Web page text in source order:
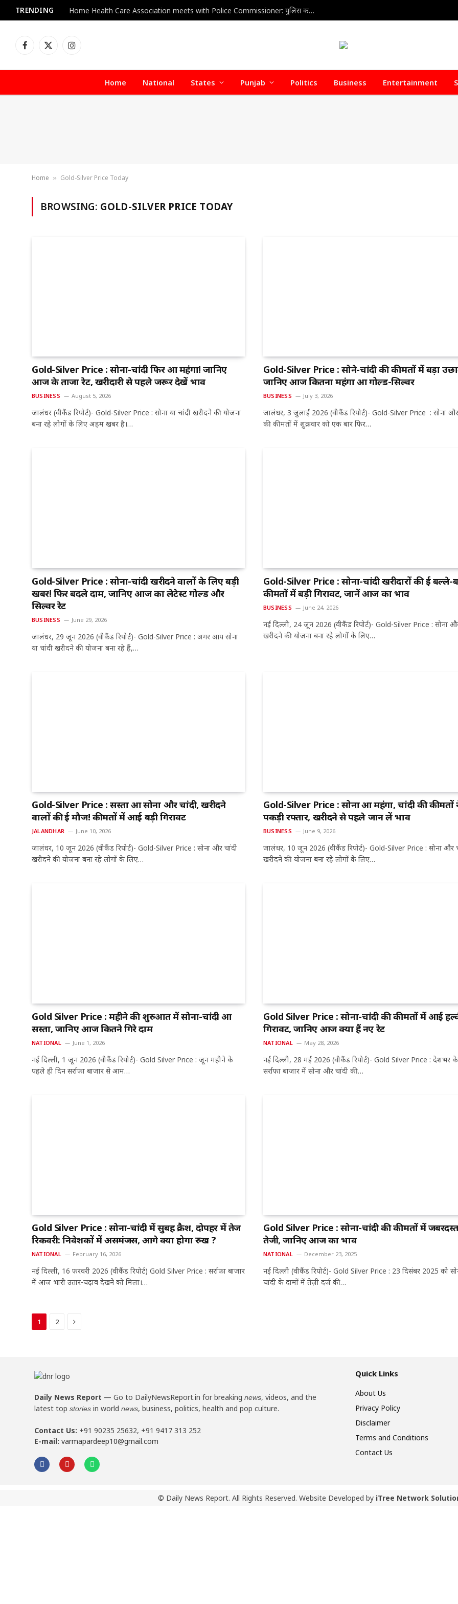
TRENDING Home Health Care Association meets with Police Commissioner: पुलिस कमिश्नर से होम हेल्थ केयर वेलफेयर एसोसिएशन की अहम बैठक, डिफॉल्टर होम हेल्थ केयर एजेंसियों पर जल्द हो सकती है सख्त कार्रवाई
Facebook
X
Instagram
Home National States Punjab Politics Business Entertainment
Home » Gold-Silver Price Today
BROWSING: GOLD-SILVER PRICE TODAY
Gold-Silver Price : सोना-चांदी फिर हुआ महंगा! जानिए
आज के ताजा रेट, खरीदारी से पहले जरूर देखें भाव
BUSINESS August 5, 2026
जालंधर (वीकैंड रिपोर्ट)- Gold-Silver Price : सोना या चांदी खरीदने की योजना
बना रहे लोगों के लिए अहम खबर है।…
Gold-Silver Price : सोने-चांदी की कीमतों में बड़ा
जानिए आज कितना महंगा हुआ गोल्ड-सिल्वर
BUSINESS July 3, 2026
जालंधर, 3 जुलाई 2026 (वीकैंड रिपोर्ट)- Gold-Silver Price : सोना
की कीमतों में शुक्रवार को एक बार फिर…
Gold-Silver Price : सोना-चांदी खरीदने वालों के लिए बड़ी
खबर! फिर बदले दाम, जानिए आज का लेटेस्ट गोल्ड और
सिल्वर रेट
BUSINESS June 29, 2026
जालंधर, 29 जून 2026 (वीकैंड रिपोर्ट)- Gold-Silver Price : अगर आप सोना
या चांदी खरीदने की योजना बना रहे हैं,…
Gold-Silver Price : सोना-चांदी खरीदारों की हुई बल्ले-
कीमतों में बड़ी गिरावट, जानें आज का भाव
BUSINESS June 24, 2026
नई दिल्ली, 24 जून 2026 (वीकैंड रिपोर्ट)- Gold-Silver Price : सोना
खरीदने की योजना बना रहे लोगों के लिए…
Gold-Silver Price : सस्ता हुआ सोना और चांदी, खरीदने
वालों की हुई मौज! कीमतों में आई बड़ी गिरावट
JALANDHAR June 10, 2026
जालंधर, 10 जून 2026 (वीकैंड रिपोर्ट)- Gold-Silver Price : सोना और चांदी
खरीदने की योजना बना रहे लोगों के लिए…
Gold-Silver Price : सोना हुआ महंगा, चांदी की कीमतों
पकड़ी रफ्तार, खरीदने से पहले जान लें भाव
BUSINESS June 9, 2026
जालंधर, 10 जून 2026 (वीकैंड रिपोर्ट)- Gold-Silver Price : सोना और
खरीदने की योजना बना रहे लोगों के लिए…
Gold Silver Price : महीने की शुरुआत में सोना-चांदी हुआ
सस्ता, जानिए आज कितने गिरे दाम
NATIONAL June 1, 2026
नई दिल्ली, 1 जून 2026 (वीकैंड रिपोर्ट)- Gold Silver Price : जून महीने के
पहले ही दिन सर्राफा बाजार से आम…
Gold Silver Price : सोना-चांदी की कीमतों में आई
गिरावट, जानिए आज क्या हैं नए रेट
NATIONAL May 28, 2026
नई दिल्ली, 28 मई 2026 (वीकैंड रिपोर्ट)- Gold Silver Price : देशभर के
सर्राफा बाजार में सोना और चांदी की…
Gold Silver Price : सोना-चांदी में सुबह क्रैश, दोपहर में तेज
रिकवरी: निवेशकों में असमंजस, आगे क्या होगा रुख ?
NATIONAL February 16, 2026
नई दिल्ली, 16 फरवरी 2026 (वीकैंड रिपोर्ट) Gold Silver Price : सर्राफा बाजार
में आज भारी उतार-चढ़ाव देखने को मिला।…
Gold Silver Price : सोना-चांदी की कीमतों में जबरदस्त
तेजी, जानिए आज का भाव
NATIONAL December 23, 2025
नई दिल्ली (वीकैंड रिपोर्ट)- Gold Silver Price : 23 दिसंबर 2025 को
चांदी के दामों में तेज़ी दर्ज की…
1 2 Next
Daily News Report — Go to DailyNewsReport.in for breaking news, videos, and the
latest top stories in world news, business, politics, health and pop culture.
Contact Us: +91 90235 25632, +91 9417 313 252
E-mail: varmapardeep10@gmail.com
Quick Links
About Us
Privacy Policy
Disclaimer
Terms and Conditions
Contact Us
© Daily News Report. All Rights Reserved. Website Developed by iTree Network